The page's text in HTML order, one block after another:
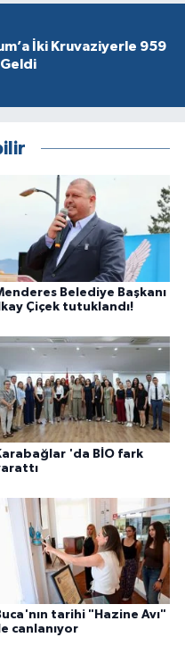
İki Kruvaziyerle 959
Belediye Başkanı
İlkay Çiçek tutuklandı!
'da BİO fark
tarihi "Hazine Avı"
canlanıyor